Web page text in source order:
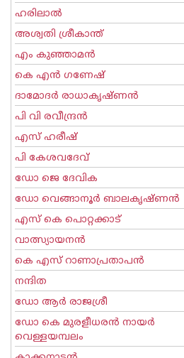
ഹരിലാല്‍
അശ്വതി ശ്രീകാന്ത്
എം കുഞ്ഞാമന്‍
കെ എന്‍ ഗണേഷ്
ദാമോദർ രാധാകൃഷ്ണൻ
പി വി രവീന്ദ്രന്‍
എസ് ഹരീഷ്
പി കേശവദേവ്‌
ഡോ ജെ ദേവിക
ഡോ വെങ്ങാനൂര്‍ ബാലകൃഷ്ണന്‍
എസ്‌ കെ പൊറ്റക്കാട്‌
വാത്സ്യായനന്‍
കെ എസ് റാണാപ്രതാപന്‍
നന്ദിത
ഡോ ആര്‍ രാജശ്രീ
ഡോ കെ മുരളീധരന്‍ നായര്‍
വെള്ളയമ്പലം